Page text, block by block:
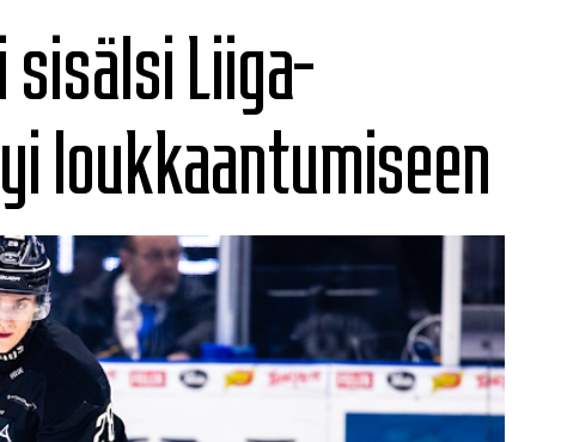
sisälsi Liiga-
loukkaantumiseen